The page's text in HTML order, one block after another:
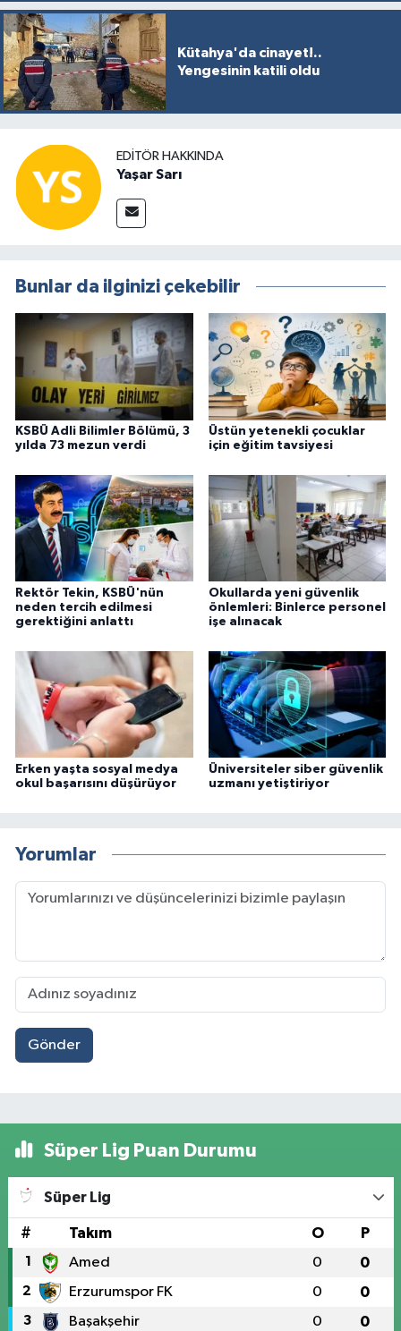
Kütahya'da cinayet!..
Yengesinin katili oldu
EDITÖR HAKKINDA
Yaşar Sarı
Bunlar da ilginizi çekebilir
KSBÜ Adli Bilimler Bölümü, 3
yılda 73 mezun verdi
Üstün yetenekli çocuklar
için eğitim tavsiyesi
Rektör Tekin, KSBÜ'nün
neden tercih edilmesi
gerektiğini anlattı
Okullarda yeni güvenlik
önlemleri: Binlerce personel
işe alınacak
Erken yaşta sosyal medya
okul başarısını düşürüyor
Üniversiteler siber güvenlik
uzmanı yetiştiriyor
Yorumlar
Gönder
Süper Lig Puan Durumu
Süper Lig
# Takım O P
1 Amed 0 0
2 Erzurumspor FK 0 0
3 Başakşehir 0 0